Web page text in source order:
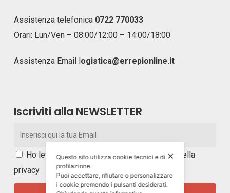
Assistenza telefonica 0722 770033
Orari: Lun/Ven – 08:00/12:00 – 14:00/18:00
Assistenza Email ogistica@errepionline.it
Iscriviti alla NEWSLETTER
Ho letto e accetto itermini e le condizioni della
privacy
✕
Questo sito utilizza cookie tecnici e di
profilazione.
Puoi accettare, rifiutare o personalizzare
i cookie premendo i pulsanti desiderati.